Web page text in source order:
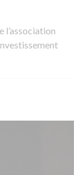
l’association